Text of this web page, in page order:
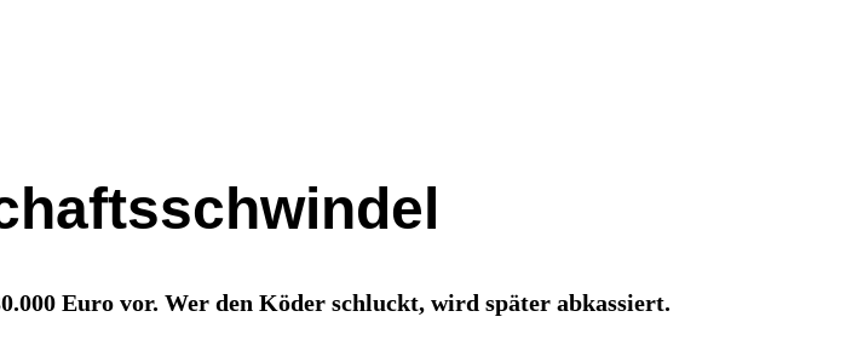
Euro vor. Wer den Köder schluckt, wird später abkassiert.